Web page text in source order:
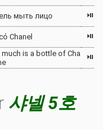
мыть лицо ⏯
Chanel ⏯
is a bottle of Cha
⏯
샤넬 5호